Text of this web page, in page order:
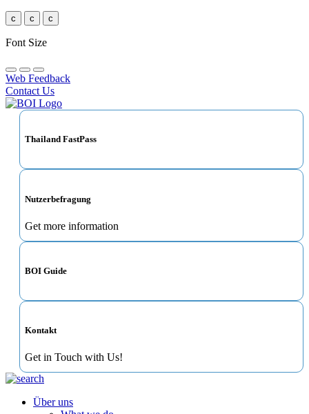
c c c
Font Size
Web Feedback
Contact Us
Thailand FastPass
Nutzerbefragung
Get more information
BOI Guide
Kontakt
Get in Touch with Us!
Über uns